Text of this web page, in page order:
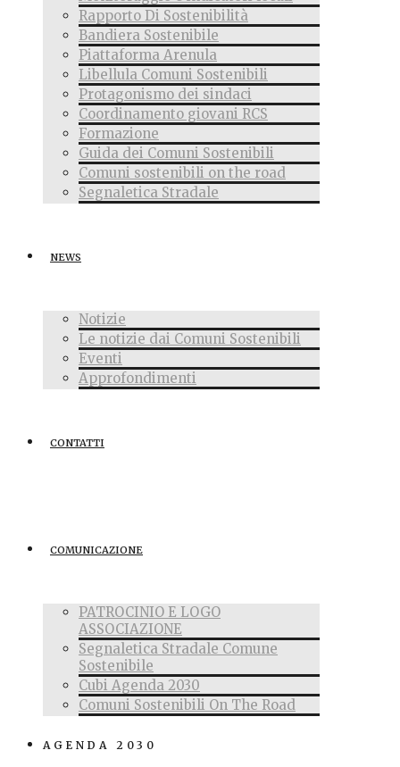
Rapporto Di Sostenibilità
Bandiera Sostenibile
Piattaforma Arenula
Libellula Comuni Sostenibili
Protagonismo dei sindaci
Coordinamento giovani RCS
Formazione
Guida dei Comuni Sostenibili
Comuni sostenibili on the road
Segnaletica Stradale
NEWS
Notizie
Le notizie dai Comuni Sostenibili
Eventi
Approfondimenti
CONTATTI
COMUNICAZIONE
PATROCINIO E LOGO
ASSOCIAZIONE
Segnaletica Stradale Comune
Sostenibile
Cubi Agenda 2030
Comuni Sostenibili On The Road
AGENDA 2030